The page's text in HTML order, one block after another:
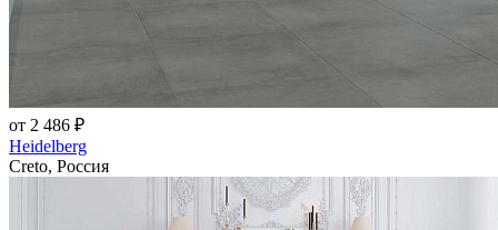
от 2 486 ₽
Heidelberg
Creto, Россия